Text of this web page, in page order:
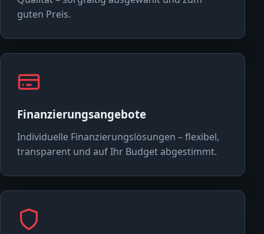
guten Preis.
Finanzierungsangebote
Individuelle Finanzierungslösungen – flexibel,
transparent und auf Ihr Budget abgestimmt.